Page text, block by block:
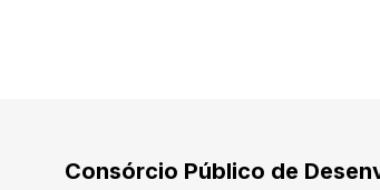
Consórcio Público de